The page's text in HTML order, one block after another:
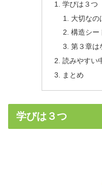
学びは３つ
大切なの
構造シー
第３章は
読みやすい
まとめ
学びは３つ